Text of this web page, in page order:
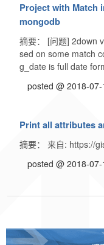
Project with Match
mongodb
摘要： [问题] 2down
sed on some match
g_date is full date
posted @ 2018-
Print all attributes
摘要： 来自: https://
posted @ 2018-